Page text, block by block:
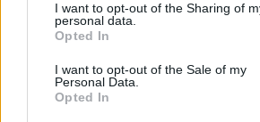
I want to opt-out of the Sharing of
personal data.
Opted In
I want to opt-out of the Sale of my
Personal Data.
Opted In
ökogazdálkodást?
Íme öt egyszerű tanács: